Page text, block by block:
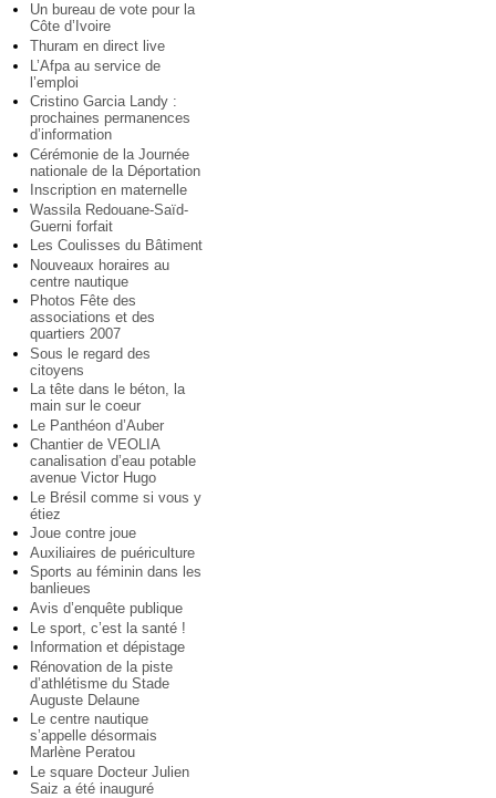
Un bureau de vote pour la
Côte d’Ivoire
Thuram en direct live
L’Afpa au service de
l’emploi
Cristino Garcia Landy :
prochaines permanences
d’information
Cérémonie de la Journée
nationale de la Déportation
Inscription en maternelle
Wassila Redouane-Saïd-
Guerni forfait
Les Coulisses du Bâtiment
Nouveaux horaires au
centre nautique
Photos Fête des
associations et des
quartiers 2007
Sous le regard des
citoyens
La tête dans le béton, la
main sur le coeur
Le Panthéon d’Auber
Chantier de VEOLIA
canalisation d’eau potable
avenue Victor Hugo
Le Brésil comme si vous y
étiez
Joue contre joue
Auxiliaires de puériculture
Sports au féminin dans les
banlieues
Avis d’enquête publique
Le sport, c’est la santé !
Information et dépistage
Rénovation de la piste
d’athlétisme du Stade
Auguste Delaune
Le centre nautique
s’appelle désormais
Marlène Peratou
Le square Docteur Julien
Saiz a été inauguré